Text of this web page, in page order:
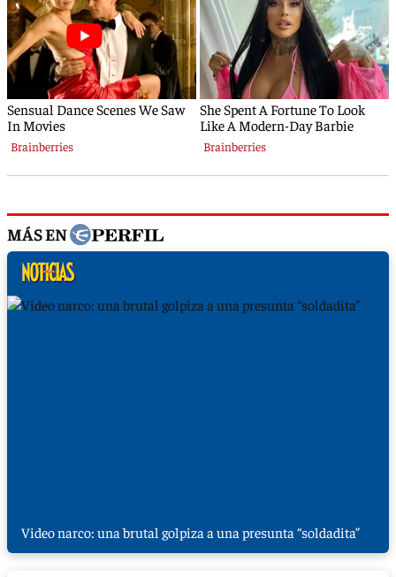
MÁS EN
Video narco: una brutal golpiza a una presunta “soldadita”